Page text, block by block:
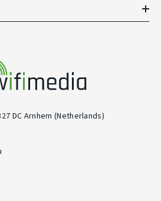
DC Arnhem (Netherlands)